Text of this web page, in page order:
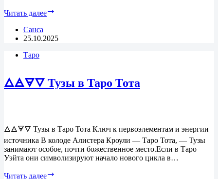
Читать далее
огарков
Санса
25.10.2025
Таро
🜂🜁🜃🜄 Тузы в Таро Тота
🜂🜁🜃🜄 Тузы в Таро Тота Ключ к первоэлементам и энергии
источника В колоде Алистера Кроули — Таро Тота, — Тузы
занимают особое, почти божественное место.Если в Таро
Уэйта они символизируют начало нового цикла в…
Читать далее